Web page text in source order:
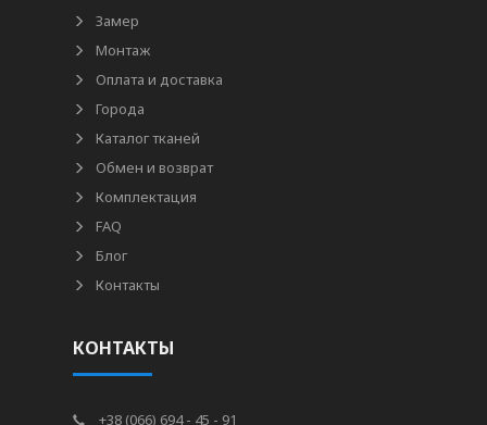
Замер
Монтаж
Оплата и доставка
Города
Каталог тканей
Обмен и возврат
Комплектация
FAQ
Блог
Контакты
КОНТАКТЫ
+38 (066) 694 - 45 - 91